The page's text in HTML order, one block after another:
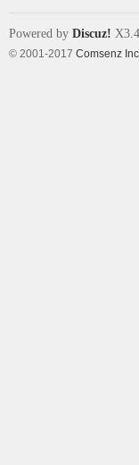
Powered by Discuz! X3.4
© 2001-2017 Comsenz Inc.